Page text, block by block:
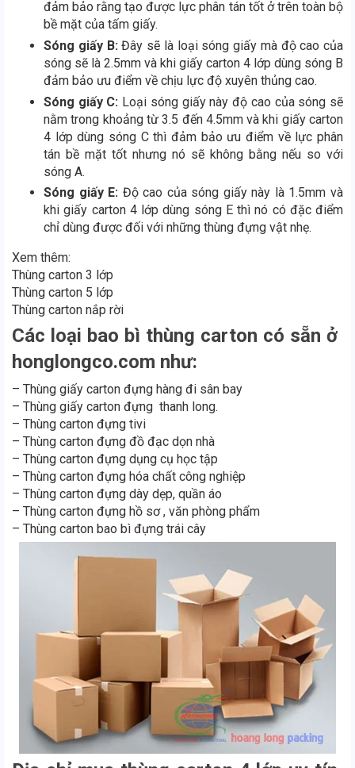
đảm bảo rằng tạo được lực phân tán tốt ở trên toàn bộ
bề mặt của tấm giấy.
Sóng giấy B: Đây sẽ là loại sóng giấy mà độ cao của
sóng sẽ là 2.5mm và khi giấy carton 4 lớp dùng sóng B
đảm bảo ưu điểm về chịu lực độ xuyên thủng cao.
Sóng giấy C: Loại sóng giấy này độ cao của sóng sẽ
nằm trong khoảng từ 3.5 đến 4.5mm và khi giấy carton
4 lớp dùng sóng C thì đảm bảo ưu điểm về lực phân
tán bề mặt tốt nhưng nó sẽ không bằng nếu so với
sóng A.
Sóng giấy E: Độ cao của sóng giấy này là 1.5mm và
khi giấy carton 4 lớp dùng sóng E thì nó có đặc điểm
chỉ dùng được đối với những thùng đựng vật nhẹ.
Xem thêm:
Thùng carton 3 lớp
Thùng carton 5 lớp
Thùng carton nắp rời
Các loại bao bì thùng carton có sẵn ở
honglongco.com như:
– Thùng giấy carton đựng hàng đi sân bay
– Thùng giấy carton đựng thanh long.
– Thùng carton đựng tivi
– Thùng carton đựng đồ đạc dọn nhà
– Thùng carton đựng dụng cụ học tập
– Thùng carton đựng hóa chất công nghiệp
– Thùng carton đựng dày dẹp, quần áo
– Thùng carton đựng hồ sơ , văn phòng phẩm
– Thùng carton bao bì đựng trái cây